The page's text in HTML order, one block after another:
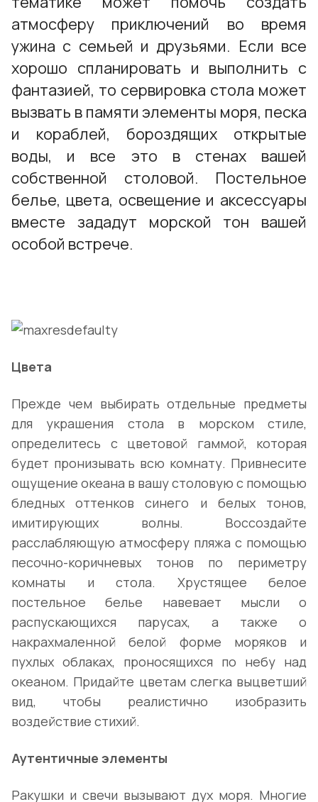
атмосферу приключений во время
ужина с семьей и друзьями. Если все
хорошо спланировать и выполнить с
фантазией, то сервировка стола может
вызвать в памяти элементы моря, песка
и кораблей, бороздящих открытые
воды, и все это в стенах вашей
собственной столовой. Постельное
белье, цвета, освещение и аксессуары
вместе зададут морской тон вашей
особой встрече.
Цвета
Прежде чем выбирать отдельные предметы
для украшения стола в морском стиле,
определитесь с цветовой гаммой, которая
будет пронизывать всю комнату. Привнесите
ощущение океана в вашу столовую с помощью
бледных оттенков синего и белых тонов,
имитирующих волны. Воссоздайте
расслабляющую атмосферу пляжа с помощью
песочно-коричневых тонов по периметру
комнаты и стола. Хрустящее белое
постельное белье навевает мысли о
распускающихся парусах, а также о
накрахмаленной белой форме моряков и
пухлых облаках, проносящихся по небу над
океаном. Придайте цветам слегка выцветший
вид, чтобы реалистично изобразить
воздействие стихий.
Аутентичные элементы
Ракушки и свечи вызывают дух моря. Многие